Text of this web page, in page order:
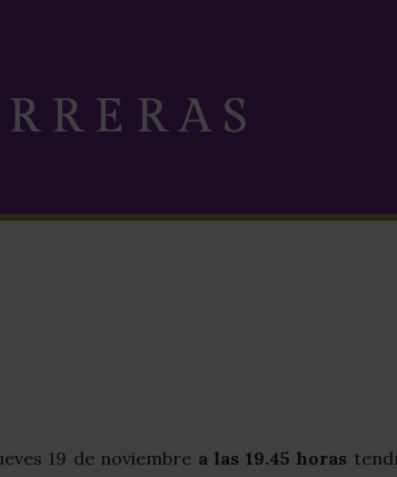
19 de noviembre a las 19.45 horas